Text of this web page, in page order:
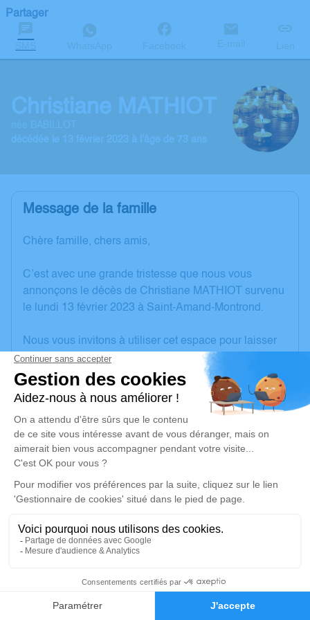
Faire-part Hommages
Partager
SMS WhatsApp Facebook E-mail Lien
Christiane MATHIOT
née BABILLOT
décédée le 13 février 2023 à l'âge de 73 ans
Message de la famille
Chère famille, chers amis,
C’est avec une grande tristesse que nous vous
annonçons le décès de Christiane MATHIOT survenu
le lundi 13 février 2023 à Saint-Amand-Montrond.
Nous vous invitons à utiliser cet espace pour laisser
vos condoléances, partager des photos souvenirs,
une anecdote ou exprimer vos pensées à travers des
poèmes ou des textes. Cet endroit est un lieu
d'expression dédié à honorer la mémoire de
Christiane MATHIOT.
Un service de plantation d’arbre hommage est
disponible ici.
Je rends hommage
Cérémonie religieuse
Église d'Orval
18200 Orval